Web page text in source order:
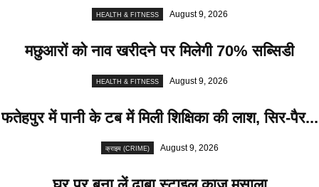
HEALTH & FITNESS August 9, 2026
मछुआरों को नाव खरीदने पर मिलेगी 70% सब्सिडी
HEALTH & FITNESS August 9, 2026
फतेहपुर में पानी के टब में मिली शिक्षिका की लाश, सिर-पैर...
क्राइम (CRIME) August 9, 2026